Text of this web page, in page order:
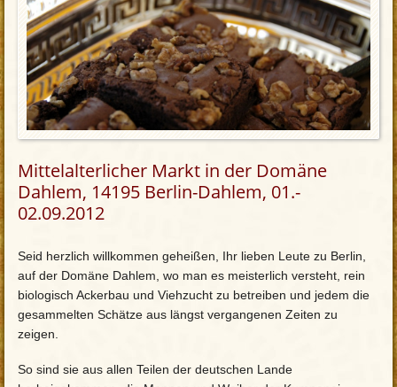
Mittelalterlicher Markt in der Domäne
Dahlem, 14195 Berlin-Dahlem, 01.-
02.09.2012
Seid herzlich willkommen geheißen, Ihr lieben Leute zu Berlin,
auf der Domäne Dahlem, wo man es meisterlich versteht, rein
biologisch Ackerbau und Viehzucht zu betreiben und jedem die
gesammelten Schätze aus längst vergangenen Zeiten zu
zeigen.
So sind sie aus allen Teilen der deutschen Lande